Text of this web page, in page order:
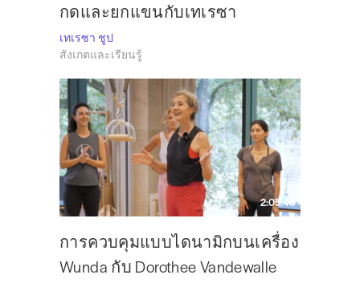
กดและยกแขนกับเทเรซา
เทเรซา ชูป
สังเกตและเรียนรู้
2:05:40
การควบคุมแบบไดนามิกบนเครื่อง
Wunda กับ Dorothee Vandewalle